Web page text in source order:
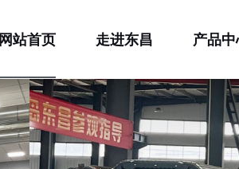
网站首页 走进东昌 产品中